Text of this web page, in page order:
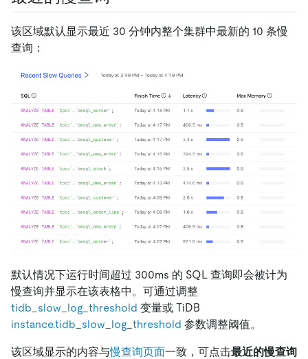
该区域默认显示最近 30 分钟内整个集群中最新的 10 条慢
查询：
默认情况下运行时间超过 300ms 的 SQL 查询即会被计为
慢查询并显示在该表格中。可通过调整
tidb_slow_log_threshold 变量或 TiDB
instance.tidb_slow_log_threshold 参数调整阈值。
该区域显示的内容与慢查询页面一致，可点击最近的慢查询